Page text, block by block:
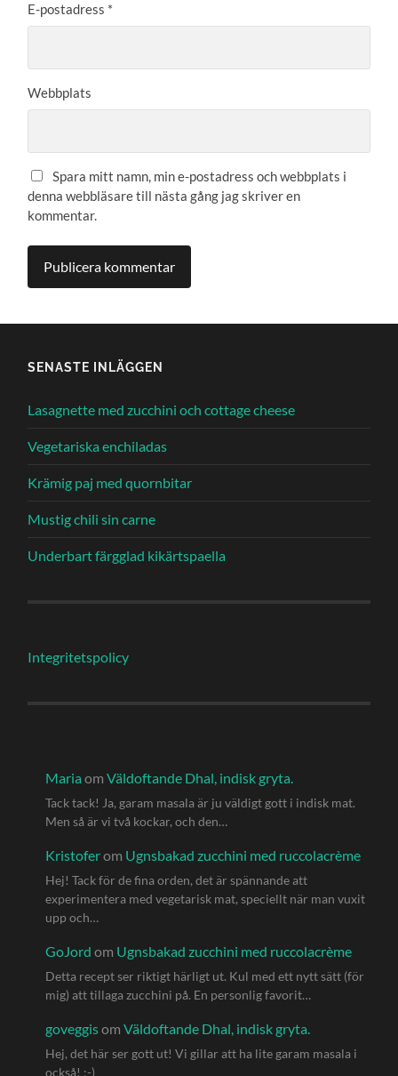
E-postadress *
Webbplats
Spara mitt namn, min e-postadress och webbplats i
denna webbläsare till nästa gång jag skriver en
kommentar.
SENASTE INLÄGGEN
Lasagnette med zucchini och cottage cheese
Vegetariska enchiladas
Krämig paj med quornbitar
Mustig chili sin carne
Underbart färgglad kikärtspaella
Integritetspolicy
Maria omVäldoftande Dhal, indisk gryta.
Tack tack! Ja, garam masala är ju väldigt gott i indisk mat.
Men så är vi två kockar, och den…
Kristoferom Ugnsbakad zucchini med ruccolacrème
Hej! Tack för de fina orden, det är spännande att
experimentera med vegetarisk mat, speciellt när man vuxit
upp och…
GoJord om Ugnsbakad zucchini med ruccolacrème
Detta recept ser riktigt härligt ut. Kul med ett nytt sätt (för
mig) att tillaga zucchini på. En personlig favorit…
goveggisomVäldoftande Dhal, indisk gryta.
Hej, det här ser gott ut! Vi gillar att ha lite garam masala i
också! :-)